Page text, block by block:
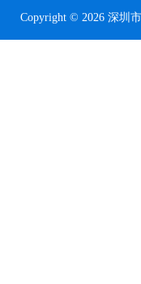
Copyright © 2026 深圳